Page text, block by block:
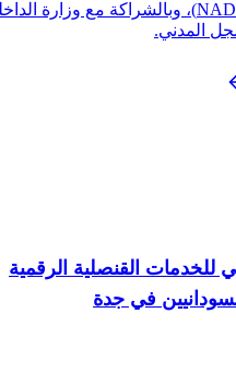
الإلكترونية (NADC)، وبالشراكة مع وزارة الداخلية
المدني.
القنصلية الرقمية
في جدة